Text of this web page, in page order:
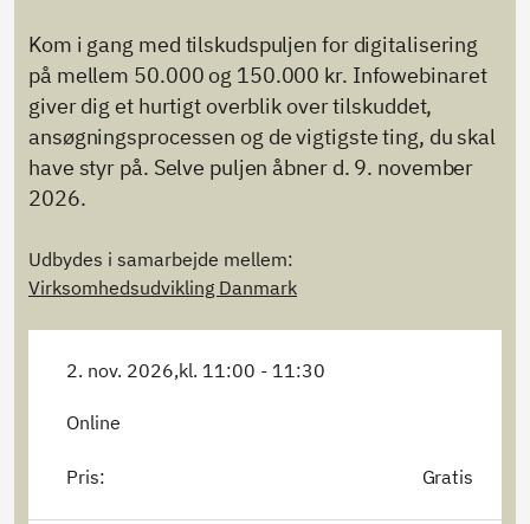
Kom i gang med tilskudspuljen for digitalisering
på mellem 50.000 og 150.000 kr. Infowebinaret
giver dig et hurtigt overblik over tilskuddet,
ansøgningsprocessen og de vigtigste ting, du skal
have styr på. Selve puljen åbner d. 9. november
2026.
Udbydes i samarbejde mellem:
Virksomhedsudvikling Danmark
2. nov. 2026,kl. 11:00 - 11:30
Online
Pris: Gratis